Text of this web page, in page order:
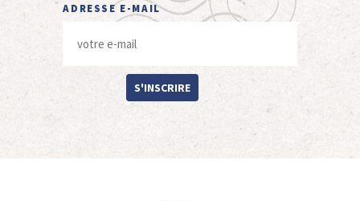
ADRESSE E-MAIL
S'INSCRIRE